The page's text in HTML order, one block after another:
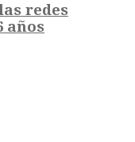
redes
años